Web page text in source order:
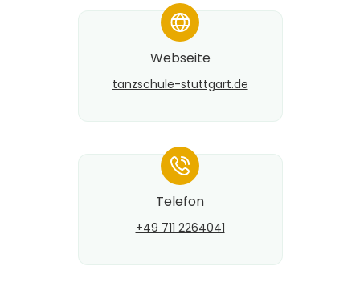
*
Webseite
tanzschule-stuttgart.de
*
Telefon
+49 711 2264041